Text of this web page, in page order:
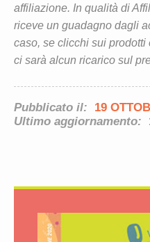
affiliazione. In qualità di
riceve un guadagno dagli
caso, se clicchi sui
ci sarà alcun ricarico sul
Pubblicato il:
19
Ultimo aggiornamento: